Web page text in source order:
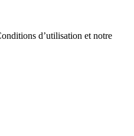
d’utilisation et notre